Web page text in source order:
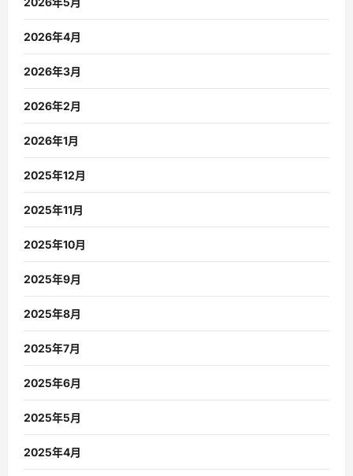
2026年4月
2026年3月
2026年2月
2026年1月
2025年12月
2025年11月
2025年10月
2025年9月
2025年8月
2025年7月
2025年6月
2025年5月
2025年4月